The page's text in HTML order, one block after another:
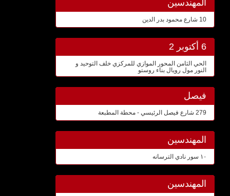
المهندسين
10 شارع محمود بدر الدين
6 أكتوبر 2
الحي الثامن المحور الموازي للمركزي خلف التوحيد و
النور مول رويال بناء روستو
فيصل
279 شارع فيصل الرئيسي - محطة المطبعة
المهندسين
١٠ سور نادي الترسانه
المهندسين